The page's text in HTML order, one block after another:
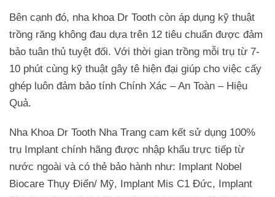
Bên cạnh đó, nha khoa Dr Tooth còn áp dụng kỹ thuật
trồng răng không đau dựa trên 12 tiêu chuẩn được đảm
bảo tuân thủ tuyệt đối. Với thời gian trồng mỗi trụ từ 7-
10 phút cùng kỹ thuật gây tê hiện đại giúp cho việc cấy
ghép luôn đảm bảo tính Chính Xác – An Toàn – Hiệu
Quả.
Nha Khoa Dr Tooth Nha Trang cam kết sử dụng 100%
trụ Implant chính hãng được nhập khẩu trực tiếp từ
nước ngoài và có thẻ bảo hành như: Implant Nobel
Biocare Thụy Điển/ Mỹ, Implant Mis C1 Đức, Implant